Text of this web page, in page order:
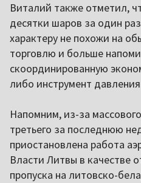
Виталий также отметил,
десятки шаров за один
характеру не похожи на
торговлю и больше
скоординированную
либо инструмент
Напомним, из-за
третьего за последнюю
приостановлена работа
Власти Литвы в качестве
пропуска на литовско-